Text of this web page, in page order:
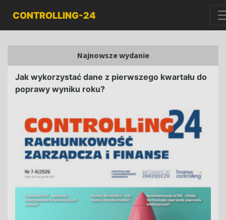
CONTROLLING-24
Najnowsze wydanie
Jak wykorzystać dane z pierwszego kwartału do
poprawy wyniku roku?